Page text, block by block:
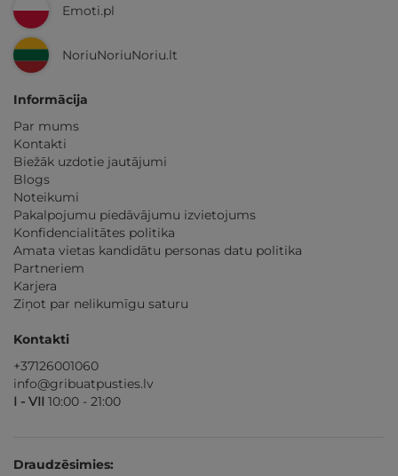
Emoti.pl
NoriuNoriuNoriu.lt
Informācija
Par mums
Kontakti
Biežāk uzdotie jautājumi
Blogs
Noteikumi
Pakalpojumu piedāvājumu izvietojums
Konfidencialitātes politika
Amata vietas kandidātu personas datu politika
Partneriem
Karjera
Ziņot par nelikumīgu saturu
Kontakti
+37126001060
info@gribuatpusties.lv
I - VII 10:00 - 21:00
Draudzēsimies: